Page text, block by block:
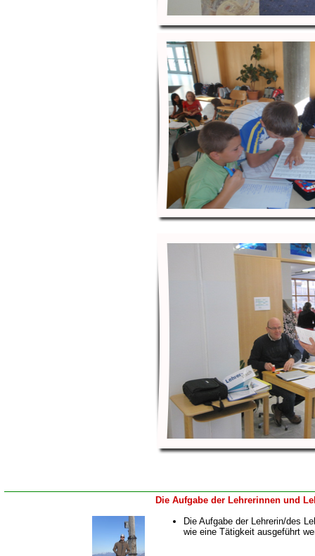
Die Aufgabe der Lehrerinnen und
Die Aufgabe der Lehrerin/des
wie eine Tätigkeit ausgeführt